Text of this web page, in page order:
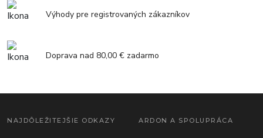
Výhody pre registrovaných zákazníkov
Doprava nad 80,00 € zadarmo
NAJDÔLEŽITEJŠIE ODKAZY ARDON A SPOLUPRÁCA